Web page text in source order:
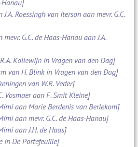
Hanau]
Roessingh van Iterson aan mevr. G.C.
G.C. de Haas-Hanau aan J.A.
Kollewijn in Vragen van den Dag]
van H. Blink in Vragen van den Dag]
van W.R. Veder]
Vosmaer aan F. Smit Kleine]
aan Marie Berdenis van Berlekom]
aan mevr. G.C. de Haas-Hanau]
aan J.H. de Haas]
in De Portefeuille]